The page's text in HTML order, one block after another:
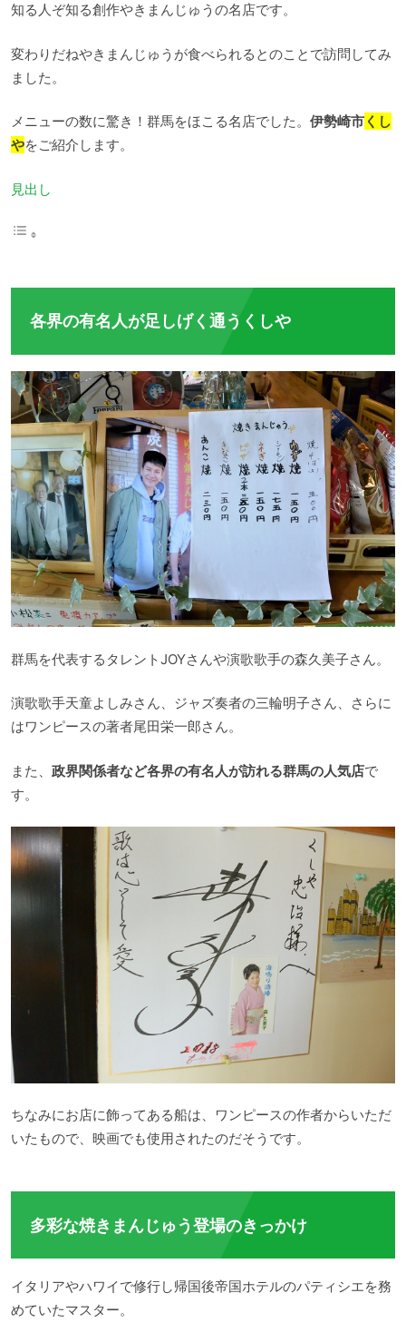
知る人ぞ知る創作やきまんじゅうの名店です。
変わりだねやきまんじゅうが食べられるとのことで訪問してみ
ました。
メニューの数に驚き！群馬をほこる名店でした。 伊勢崎市くし
やをご紹介します。
見出し
各界の有名人が足しげく通うくしや
群馬を代表するタレントJOYさんや演歌歌手の森久美子さん。
演歌歌手天童よしみさん、ジャズ奏者の三輪明子さん、さらに
はワンピースの著者尾田栄一郎さん。
また、 政界関係者など各界の有名人が訪れる群馬の人気店で
す。
ちなみにお店に飾ってある船は、ワンピースの作者からいただ
いたもので、映画でも使用されたのだそうです。
多彩な焼きまんじゅう登場のきっかけ
イタリアやハワイで修行し帰国後帝国ホテルのパティシエを務
めていたマスター。